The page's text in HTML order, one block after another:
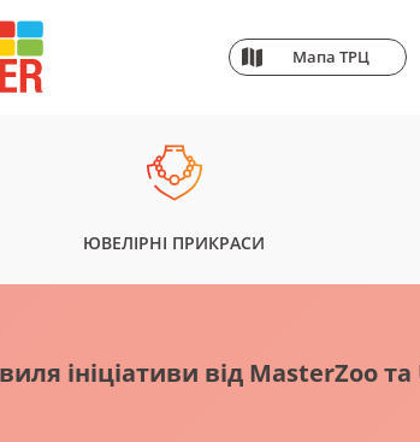
Мапа ТРЦ
ЮВЕЛІРНІ ПРИКРАСИ
ініціативи від MasterZoo